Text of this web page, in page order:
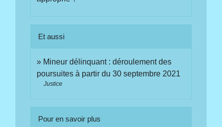
Et aussi
Mineur délinquant : déroulement des
poursuites à partir du 30 septembre 2021
Justice
Pour en savoir plus